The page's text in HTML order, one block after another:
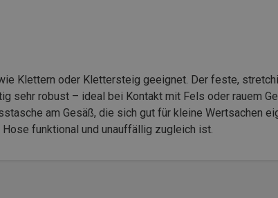
Klettern oder Klettersteig geeignet. Der feste,
robust – ideal bei Kontakt mit Fels oder rauem
am Gesäß, die sich gut für kleine Wertsachen
funktional und unauffällig zugleich ist.